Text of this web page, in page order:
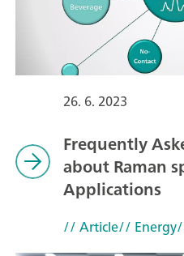
26. 6. 2023
Frequently
about Raman
Applications
// Article// Energy